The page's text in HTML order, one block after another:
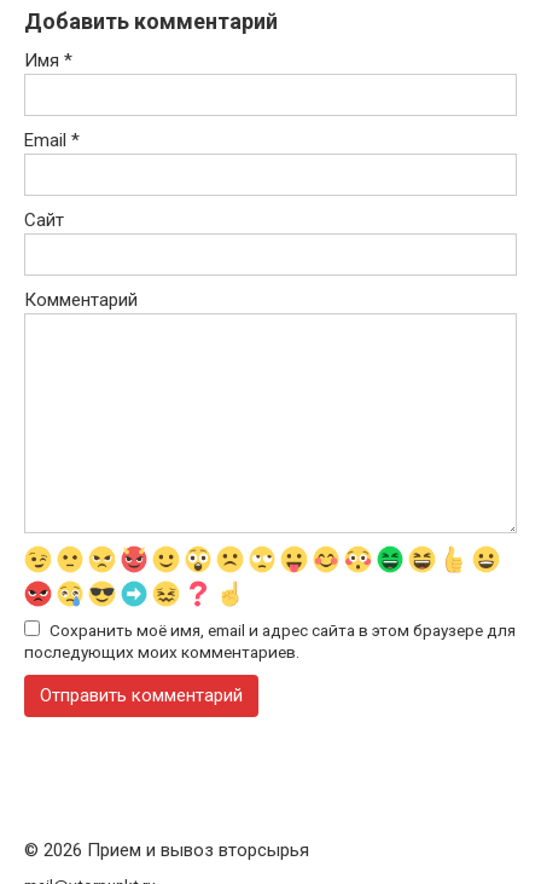
Добавить комментарий
Имя *
Email *
Сайт
Комментарий
Сохранить моё имя, email и адрес сайта в этом браузере для
последующих моих комментариев.
© 2026 Прием и вывоз вторсырья